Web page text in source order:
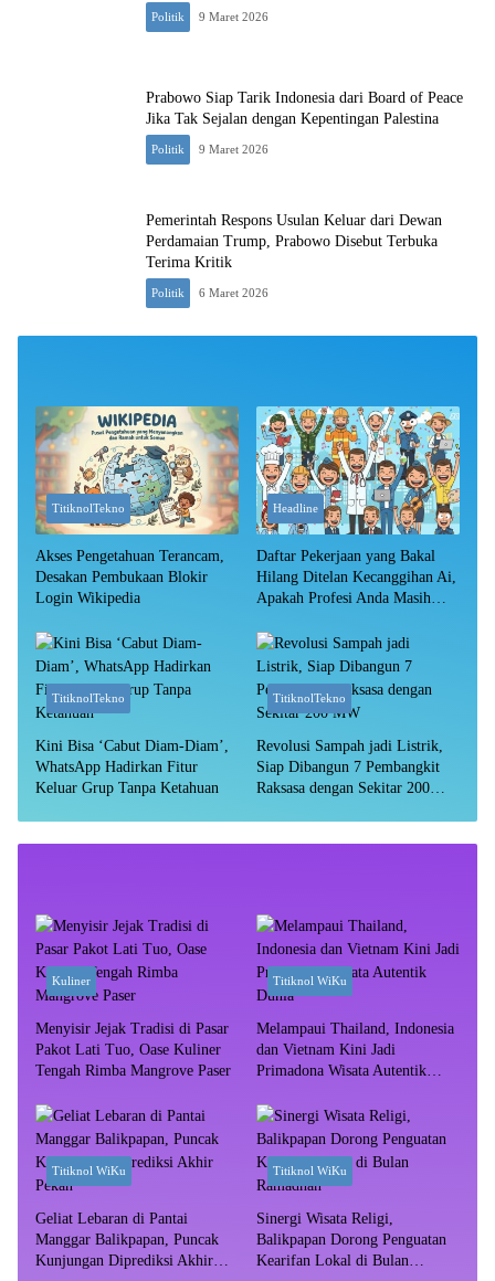
Politik 9 Maret 2026
Prabowo Siap Tarik Indonesia dari Board of Peace
Jika Tak Sejalan dengan Kepentingan Palestina
Politik 9 Maret 2026
Pemerintah Respons Usulan Keluar dari Dewan
Perdamaian Trump, Prabowo Disebut Terbuka
Terima Kritik
Politik 6 Maret 2026
TitiknolTekno
Akses Pengetahuan Terancam,
Desakan Pembukaan Blokir
Login Wikipedia
Headline
Daftar Pekerjaan yang Bakal
Hilang Ditelan Kecanggihan Ai,
Apakah Profesi Anda Masih
TitiknolTekno
Kini Bisa ‘Cabut Diam-Diam’,
WhatsApp Hadirkan Fitur
Keluar Grup Tanpa Ketahuan
TitiknolTekno
Revolusi Sampah jadi Listrik,
Siap Dibangun 7 Pembangkit
Raksasa dengan Sekitar 200
Kuliner
Menyisir Jejak Tradisi di Pasar
Pakot Lati Tuo, Oase Kuliner
Tengah Rimba Mangrove Paser
Titiknol WiKu
Melampaui Thailand, Indonesia
dan Vietnam Kini Jadi
Primadona Wisata Autentik
Titiknol WiKu
Geliat Lebaran di Pantai
Manggar Balikpapan, Puncak
Kunjungan Diprediksi Akhir
Titiknol WiKu
Sinergi Wisata Religi,
Balikpapan Dorong Penguatan
Kearifan Lokal di Bulan